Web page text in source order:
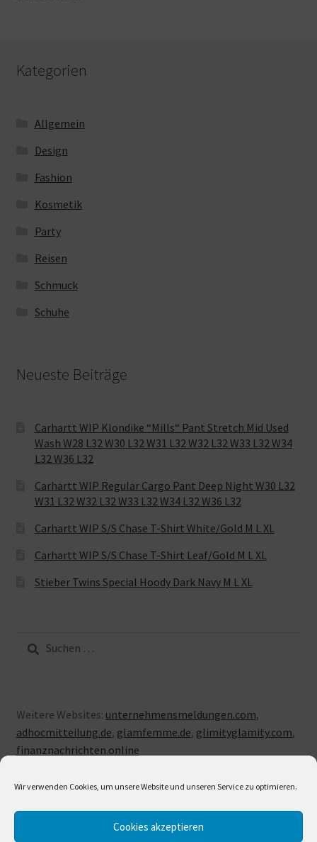
Wir verwenden Cookies, um unsere Website und unseren Service zu optimieren.
Cookies akzeptieren
Kategorien
Allgemein
Design
Fashion
Kosmetik
Party
Reisen
Schmuck
Schuhe
Neueste Beiträge
Carhartt WIP Klondike “Mills“ Pant Stretch Mid Used
Wash W28 L32 W30 L32 W31 L32 W32 L32 W33 L32 W34
L32 W36 L32
Carhartt WIP Regular Cargo Pant Deep Night W30 L32
W31 L32 W32 L32 W33 L32 W34 L32 W36 L32
Carhartt WIP S/S Chase T-Shirt White/Gold M L XL
Carhartt WIP S/S Chase T-Shirt Leaf/Gold M L XL
Stieber Twins Special Hoody Dark Navy M L XL
nach:
Weitere Websites: unternehmensmeldungen.com,
adhocmitteilung.de, glamfemme.de, glimityglamity.com,
finanznachrichten.online
© LUXUSLOVE 2026